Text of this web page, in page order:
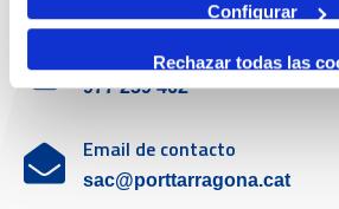
Configurar
Rechazar todas las
Teléfono de contacto
977 259 462
Email de contacto
sac@porttarragona.cat